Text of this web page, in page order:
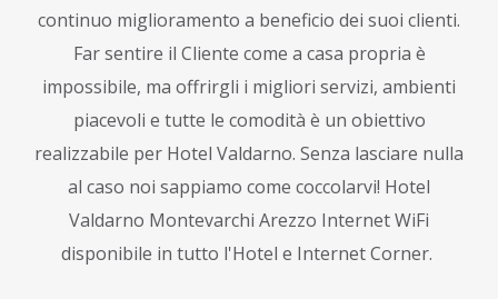
continuo miglioramento a beneficio dei suoi clienti.
Far sentire il Cliente come a casa propria è
impossibile, ma offrirgli i migliori servizi, ambienti
piacevoli e tutte le comodità è un obiettivo
realizzabile per Hotel Valdarno. Senza lasciare nulla
al caso noi sappiamo come coccolarvi! Hotel
Valdarno Montevarchi Arezzo Internet WiFi
disponibile in tutto l'Hotel e Internet Corner.